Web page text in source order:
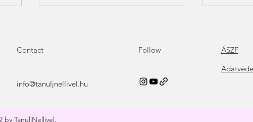
programozd át magad a
Contact Follow
ÁSZF
Adat
info@tanuljnellivel.hu
by TanuljNellivel.